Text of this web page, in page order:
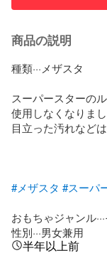
商品の説明
種類···メザスタ
スーパースターの
使用しなくなりま
目立った汚れなどは
#メザスタ #スーパ
おもちゃジャンル
性別···男女兼用
半年以上前